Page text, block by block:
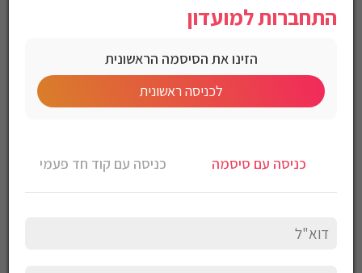
התחברות למועדון
הזינו את הסיסמה הראשונית
לכניסה ראשונית
כניסה עם סיסמה כניסה עם קוד חד פעמי
מק"ט:1700885
מחיר לחברי מועדון
הרכב בד: 100% כותנה
כביסה עדינה במכונה, 30 מעלות